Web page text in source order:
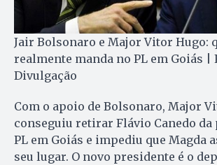
Jair Bolsonaro e Major Vitor Hugo:
realmente manda no PL em Goiás |
Divulgação
Com o apoio de Bolsonaro, Major
conseguiu retirar Flávio Canedo da
PL em Goiás e impediu que Magda
seu lugar. O novo presidente é o